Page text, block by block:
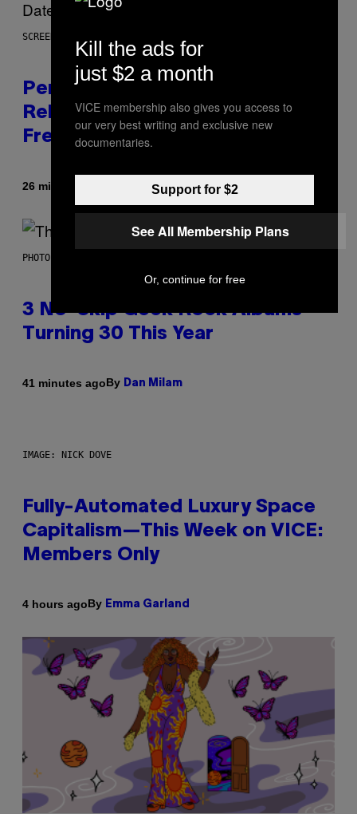
SCREENSHOT: EPIC GAMES
Perlica Fortnite Skin Revealed –
Release Date and How to Get It
Free
26 minutes ago Brent Koepp
PHOTO BY BOB BERG/GETTY IMAGES
3 No-Skip Geek Rock Albums
Turning 30 This Year
41 minutes agoBy Dan Milam
IMAGE: NICK DOVE
Fully-Automated Luxury Space
Capitalism—This Week on VICE:
Members Only
4 hours agoBy Emma Garland
Kill the ads for
just $2 a month
VICE membership also gives you access to
our very best writing and exclusive new
documentaries.
Support for $2
See All Membership Plans
Or, continue for free